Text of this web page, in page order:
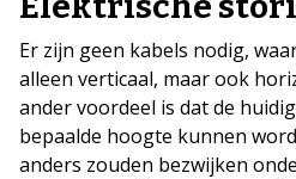
Er zijn geen kabels nodig,
alleen verticaal, maar ook
ander voordeel is dat de
bepaalde hoogte kunnen
anders zouden bezwijken